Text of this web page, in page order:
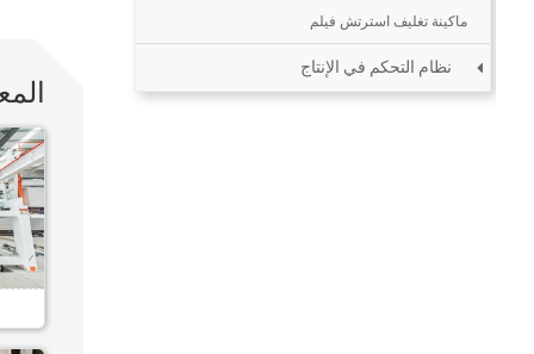
ماكينة تغليف استرتش فيلم
نظام التحكم في الإنتاج